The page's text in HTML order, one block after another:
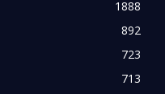
1888
892
723
713